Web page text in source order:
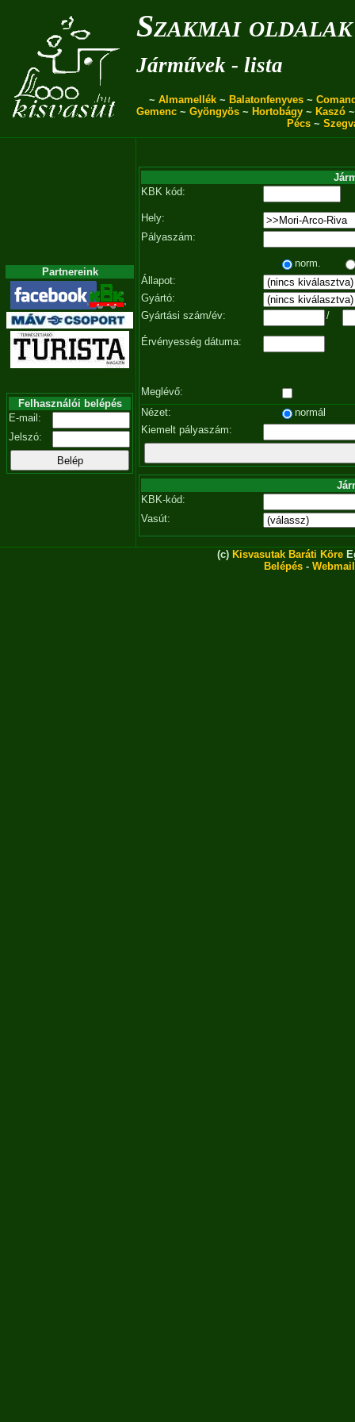
Szakmai oldalak
Járművek - lista
~ Almamellék ~ Balatonfenyves ~
Gemenc ~ Gyöngyös ~ Hortobágy ~ Kaszó
Pécs ~
Partnereink
Felhasználói belépés
E-mail:
Jelszó:
KBK kód:
Hely:
Pályaszám:
norm.
Állapot:
Gyártó:
Gyártási szám/év:
/
Érvényesség dátuma:
Meglévő:
Nézet:
normál
Kiemelt pályaszám:
KBK-kód:
Vasút:
(c) Kisvasutak Baráti Köre
Belépés - Webmail